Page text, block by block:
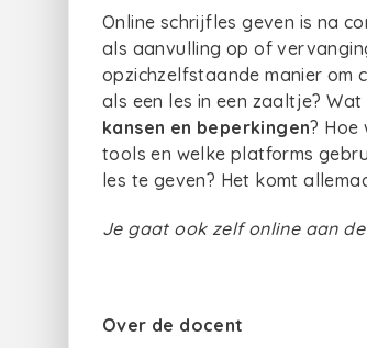
Online schrijfles geven is na
als aanvulling op of
opzichzelfstaande manier om
als een les in een zaaltje?
kansen en beperkingen? Hoe
tools en welke platforms
les te geven? Het komt
Je gaat ook zelf online aan
Over de docent